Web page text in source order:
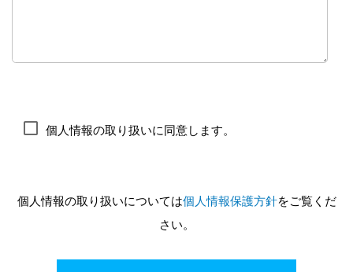
個人情報の取り扱いに同意します。
個人情報の取り扱いについては個人情報保護方針をご覧くだ
さい。